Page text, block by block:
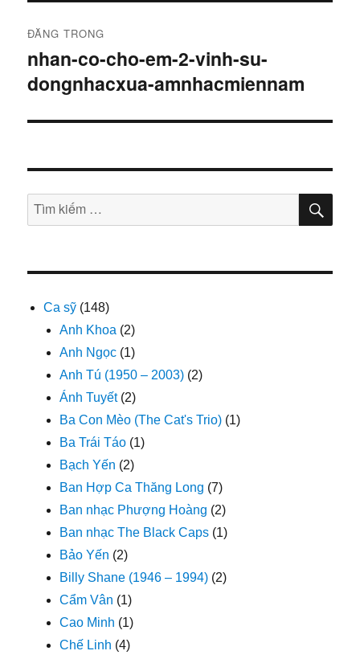
hướng
bài
viết
ĐĂNG TRONG
nhan-co-cho-em-2-vinh-su-
dongnhacxua-amnhacmiennam
Tìm
kiếm:
TÌM
Ca sỹ (148)
Anh Khoa (2)
Anh Ngọc (1)
Anh Tú (1950 – 2003) (2)
Ánh Tuyết(2)
Ba Con Mèo (The Cat's Trio) (1)
Ba Trái Táo (1)
Bạch Yến (2)
Ban Hợp Ca Thăng Long (7)
Ban nhạc Phượng Hoàng (2)
Ban nhạc The Black Caps (1)
Bảo Yến (2)
Billy Shane (1946 – 1994) (2)
Cẩm Vân (1)
Cao Minh (1)
Chế Linh (4)